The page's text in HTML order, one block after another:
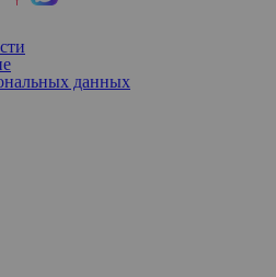
данных